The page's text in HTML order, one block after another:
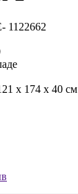
1122662
x 174 x 40 см